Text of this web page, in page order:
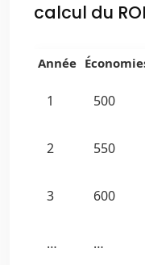
calcul du
Année
1 500
2 550
3 600
… …